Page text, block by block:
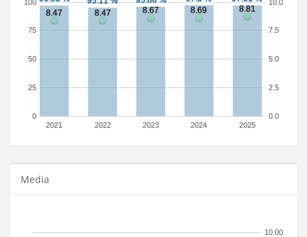
2021 2022 2023 2024 2025
0
25
50
75
100
0.0
2.5
5.0
7.5
10.0
Media
10.00